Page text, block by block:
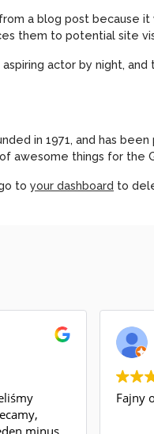
a blog post because
them to potential site
actor by night,
in 1971, and has
awesome things for the
to your dashboard to
Fajny